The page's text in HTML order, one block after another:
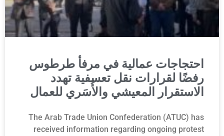
احتجاجات عمالية في مرفأ طرطوس
رفضًا لقرارات نقل تعسفية تهدد
الاستقرار المعيشي والأُسَري للعمال
The Arab Trade Union Confederation (ATUC) has
received information regarding ongoing protest